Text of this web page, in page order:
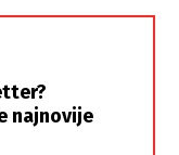
najnovije